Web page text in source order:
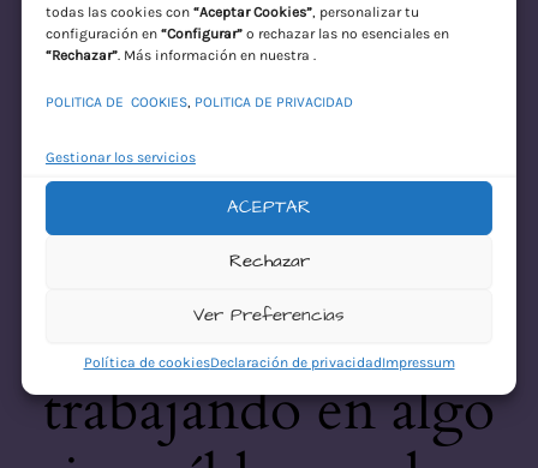
todas las cookies con “Aceptar Cookies”, personalizar tu
configuración en “Configurar”o rechazar las no esenciales en
“Rechazar”. Más información en nuestra .
POLITICA DE COOKIES, POLITICA DE PRIVACIDAD
Gestionar los servicios
ACEPTAR
Rechazar
Ver Preferencias
Política de cookiesDeclaración de privacidadImpressum
Acceder
¡Disculpa este
desastre! Estamos
trabajando en algo